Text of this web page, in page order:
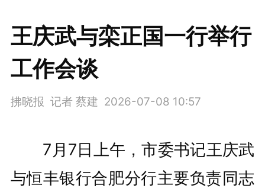
王庆武与栾正国一行举行
工作会谈
拂晓报 记者 蔡建 2026-07-08 10:57
7月7日上午，市委书记王庆武
与恒丰银行合肥分行主要负责同志